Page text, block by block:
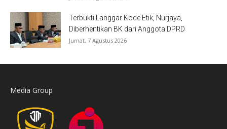
Terbukti Langgar Kode Etik, Nurjaya,
Diberhentikan BK dari Anggota DPRD
Jumat, 7 Agustus 2026
Media Group